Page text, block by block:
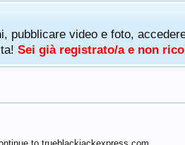
video e foto,
Sei già registrato/a e non